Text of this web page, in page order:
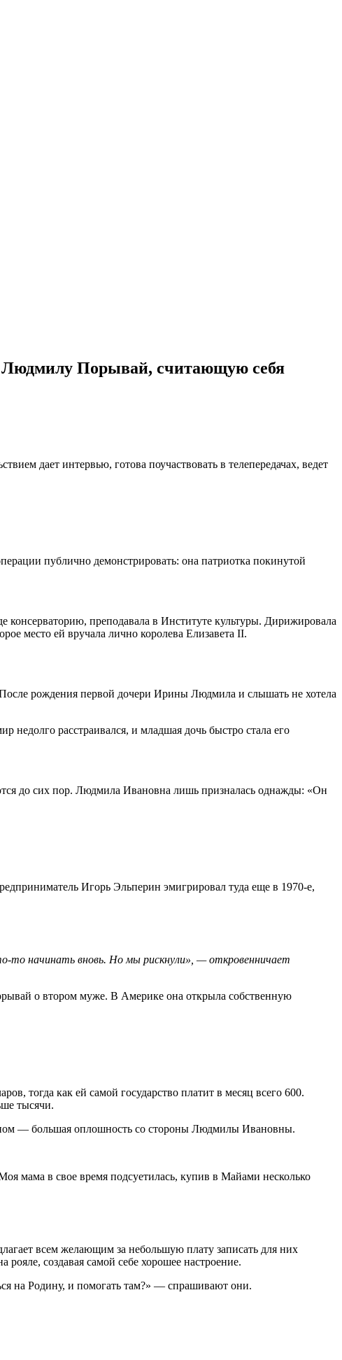
Людмилу Порывай, считающую себя
дает интервью, готова поучаствовать в телепередачах, ведет
публично демонстрировать: она патриотка покинутой
преподавала в Институте культуры. Дирижировала
место ей вручала лично королева Елизавета II.
рождения первой дочери Ирины Людмила и слышать не хотела
недолго расстраивался, и младшая дочь быстро стала его
до сих пор. Людмила Ивановна лишь призналась однажды: «Он
Игорь Эльперин эмигрировал туда еще в 1970-е,
то начинать вновь. Но мы рискнули», — откровенничает
о втором муже. В Америке она открыла собственную
тогда как ей самой государство платит в месяц всего 600.
тысячи.
— большая оплошность со стороны Людмилы Ивановны.
мама в свое время подсуетилась, купив в Майами несколько
всем желающим за небольшую плату записать для них
создавая самой себе хорошее настроение.
на Родину, и помогать там?» — спрашивают они.